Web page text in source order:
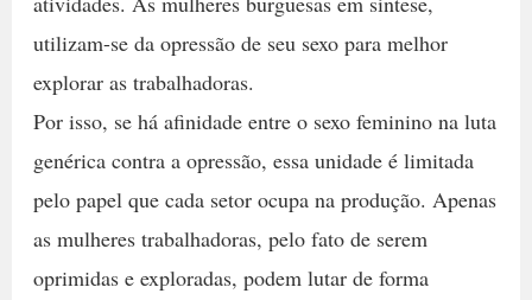
utilizam-se da opressão de seu sexo para melhor
explorar as trabalhadoras.
Por isso, se há afinidade entre o sexo feminino na luta
genérica contra a opressão, essa unidade é limitada
pelo papel que cada setor ocupa na produção. Apenas
as mulheres trabalhadoras, pelo fato de serem
oprimidas e exploradas, podem lutar de forma